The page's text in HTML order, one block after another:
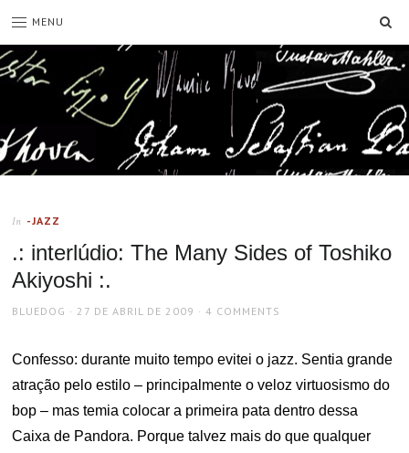
MENU
In -JAZZ
.: interlúdio: The Many Sides of Toshiko
Akiyoshi :.
AUTHOR
BLUEDOG
POSTED
27 DE ABRIL DE 2009 4 COMMENTS
Confesso: durante muito tempo evitei o jazz. Sentia grande
atração pelo estilo – principalmente o veloz virtuosismo do
bop – mas temia colocar a primeira pata dentro dessa
Caixa de Pandora. Porque talvez mais do que qualquer